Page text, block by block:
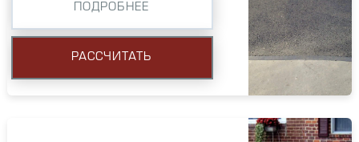
ПОДРОБНЕЕ
РАССЧИТАТЬ